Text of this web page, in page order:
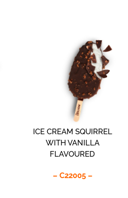
ICE CREAM SQUIRREL
WITH VANILLA
FLAVOURED
– C22005 –